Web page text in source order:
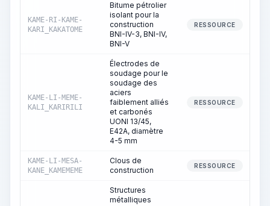
KAME-RI-KAME-
KARI_KAKATOME
Bitume pétrolier
isolant pour la
construction
BNI-IV-3, BNI-IV,
BNI-V
RESSOURCE
KAME-LI-MEME-
KALI_KARIRILI
Électrodes de
soudage pour le
soudage des
aciers
faiblement alliés
et carbonés
UONI 13/45,
E42A, diamètre
4-5 mm
RESSOURCE
KAME-LI-MESA-
KANE_KAMEMEME
Clous de
construction
RESSOURCE
Structures
métalliques